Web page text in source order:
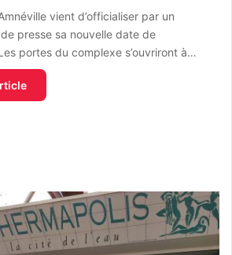
vient d’officialiser par un
presse sa nouvelle date de
portes du complexe s’ouvriront à…